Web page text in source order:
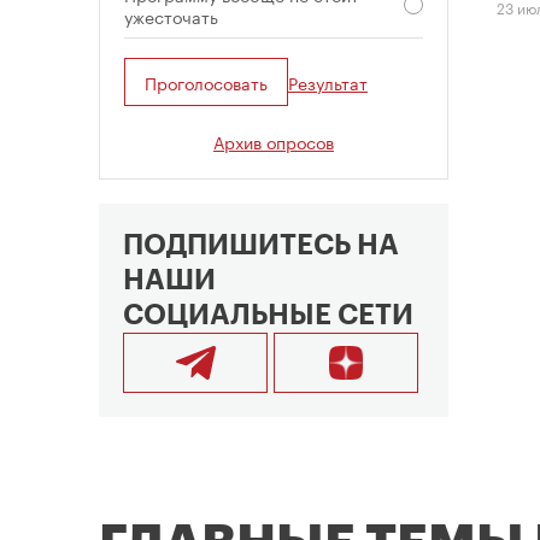
23
ужесточать
Проголосовать Результат
Архив опросов
ПОДПИШИТЕСЬ НА
НАШИ
СОЦИАЛЬНЫЕ СЕТИ